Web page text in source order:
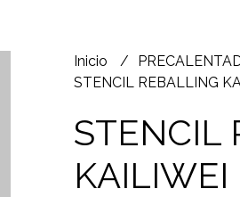
Inicio
STENCIL REBALLING
STENCIL
KAILIWEI